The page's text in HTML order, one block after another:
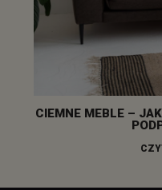
CIEMNE MEBLE –